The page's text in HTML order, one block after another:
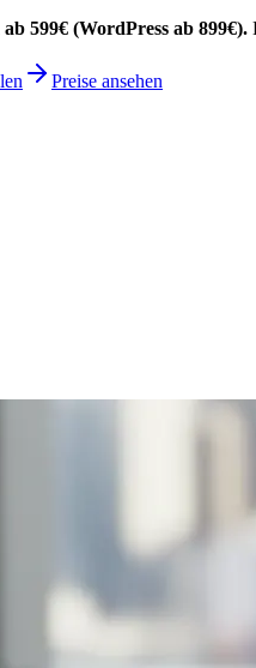
599€ (WordPress ab 899€).
Preise ansehen